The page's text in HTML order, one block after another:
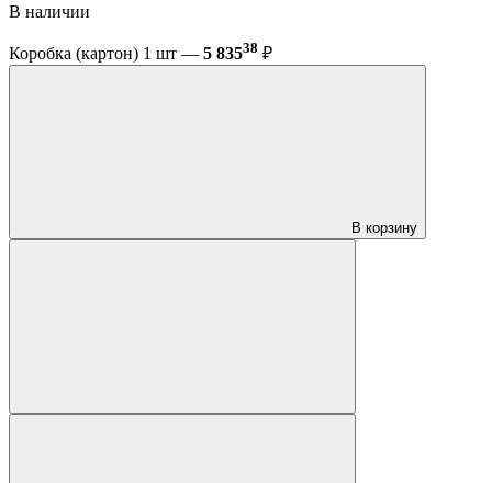
В наличии
Коробка (картон) 1 шт — 5 83538 ₽
В корзину